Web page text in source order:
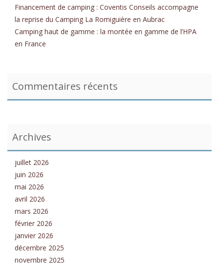
Financement de camping : Coventis Conseils accompagne
la reprise du Camping La Romiguière en Aubrac
Camping haut de gamme : la montée en gamme de l’HPA
en France
Commentaires récents
Archives
juillet 2026
juin 2026
mai 2026
avril 2026
mars 2026
février 2026
janvier 2026
décembre 2025
novembre 2025